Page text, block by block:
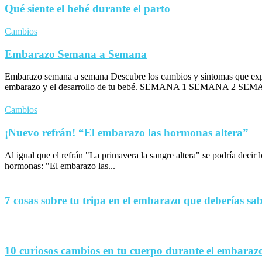
Qué siente el bebé durante el parto
Cambios
Embarazo Semana a Semana
Embarazo semana a semana Descubre los cambios y síntomas que
embarazo y el desarrollo de tu bebé. SEMANA 1 SEMANA 2
Cambios
¡Nuevo refrán! “El embarazo las hormonas altera”
Al igual que el refrán "La primavera la sangre altera" se podría decir
hormonas: "El embarazo las...
7 cosas sobre tu tripa en el embarazo que deberías
10 curiosos cambios en tu cuerpo durante el